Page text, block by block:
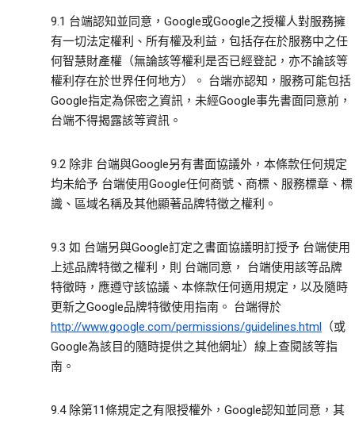
9.1 台端認知並同意，Google或Google之授權人對服務擁
有一切法定權利、所有權及利益，包括存在於服務中之任
何智慧財產權（無論該等權利是否已經登記，亦不論該等
權利存在於世界任何地方）。 台端亦認知，服務可能包括
Google指定為保密之資訊，未經Google事先書面同意前，
台端不得揭露該等資訊。
9.2 除非 台端與Google另有書面協議外，本條款任何規定
均未給予 台端使用Google任何商號、商標、服務標章、標
識、區域名稱及其他顯著品牌特徵之權利。
9.3 如 台端另與Google訂定之書面協議明訂授予 台端使用
上述品牌特徵之權利，則 台端同意， 台端使用該等品牌
特徵時，應遵守該協議、本條款任何適用規定，以及隨時
更新之Google品牌特徵使用指南。 台端得於
http://www.google.com/permissions/guidelines.html （或
Google為該目的隨時提供之其他網址）線上查閱該等指
南。
9.4 除第11條規定之有限授權外，Google認知並同意，其